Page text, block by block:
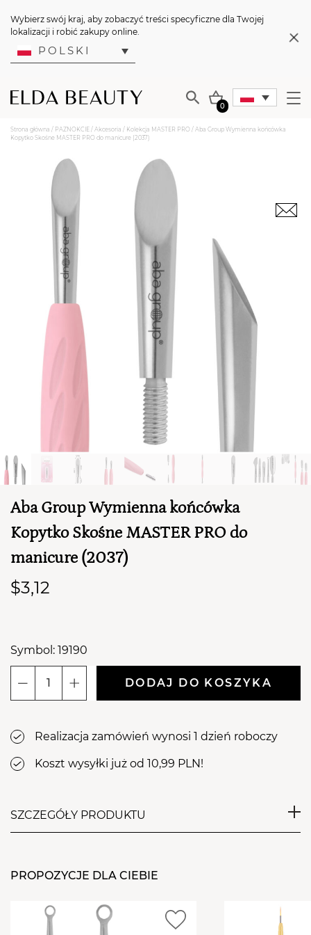
Wybierz swój kraj, aby zobaczyć treści specyficzne dla Twojej
lokalizacji i robić zakupy online.
POLSKI
0
TWÓJ KOSZYK (0)
Suma koszyka (0)
PRZEJDŹ DO KOSZYKA
Strona główna / PAZNOKCIE / Akcesoria / Kolekcja MASTER PRO / Aba Group Wymienna końcówka
Kopytko Skośne MASTER PRO do manicure (2037)
Aba Group Wymienna końcówka
Kopytko Skośne MASTER PRO do
manicure (2037)
$3,12
Symbol: 19190
Wymienna
końcówka
Kopytko
MASTER
(2037)
DODAJ DO KOSZYKA
Realizacja zamówień wynosi 1 dzień roboczy
Koszt wysyłki już od 10,99 PLN!
SZCZEGÓŁY PRODUKTU
Kopytko Skośne MASTER PRO do
manicure (2037)
Aba Group Wymienna końcówka Kopytko Skośne
PROPOZYCJE DLA CIEBIE